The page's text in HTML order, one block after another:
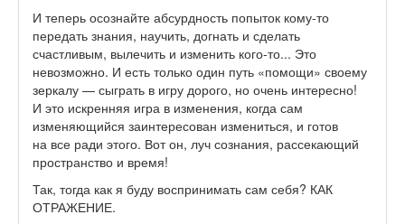
И теперь осознайте абсурдность попыток кому-то
передать знания, научить, догнать и сделать
счастливым, вылечить и изменить кого-то... Это
невозможно. И есть только один путь «помощи» своему
зеркалу — сыграть в игру дорого, но очень интересно!
И это искренняя игра в изменения, когда сам
изменяющийся заинтересован измениться, и готов
на все ради этого. Вот он, луч сознания, рассекающий
пространство и время!
Так, тогда как я буду воспринимать сам себя? КАК
ОТРАЖЕНИЕ.